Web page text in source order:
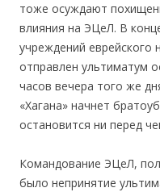
тоже осуждают
влияния на ЭЦеЛ. В
учреждений еврейского
отправлен ультиматум
часов вечера того же
«Хагана» начнет
остановится ни перед
Командование ЭЦеЛ,
было непринятие